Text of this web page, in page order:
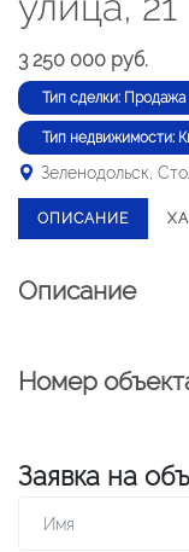
3 250 000 руб.
Тип сделки: Продажа
Тип недвижимости:
Зеленодольск,
ОПИСАНИЕ
Описание
Номер
Заявка на